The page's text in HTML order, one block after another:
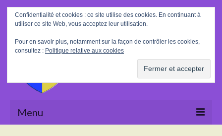
Rechercher
:
Menu
Confidentialité et cookies : ce site utilise des cookies. En continuant à
utiliser ce site Web, vous acceptez leur utilisation.
Pour en savoir plus, notamment sur la façon de contrôler les cookies,
consultez : Politique relative aux cookies